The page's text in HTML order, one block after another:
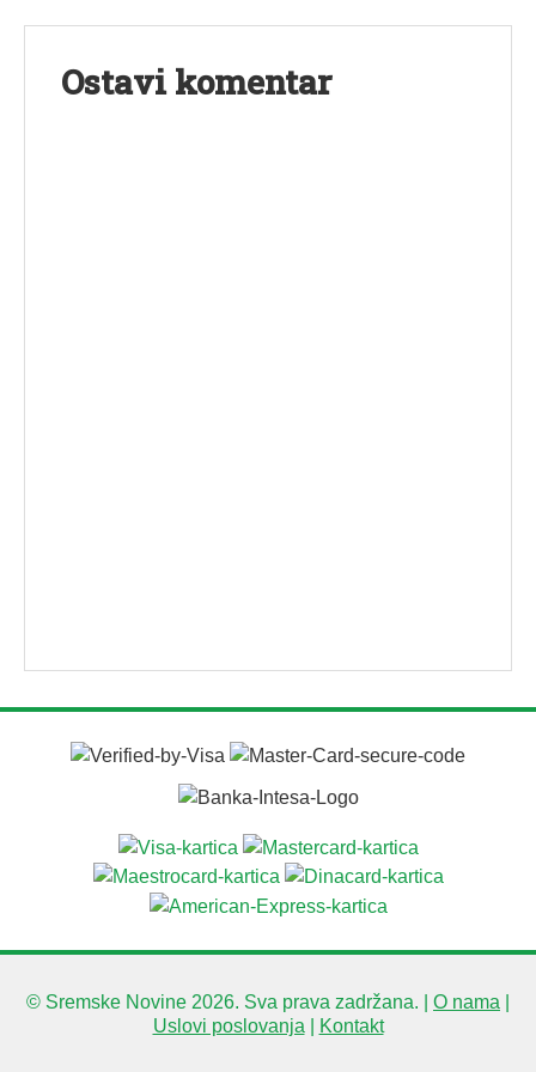
Ostavi komentar
© Sremske Novine 2026. Sva prava zadržana. | O nama
Uslovi poslovanja
Kontakt